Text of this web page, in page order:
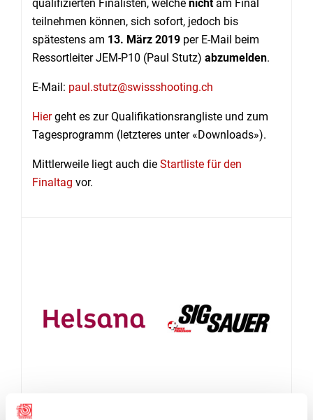
qualifizierten Finalisten, welche nichtam Final
teilnehmen können, sich sofort, jedoch bis
spätestens am 13. März 2019 per E-Mail beim
Ressortleiter JEM-P10 (Paul Stutz) abzumelden.
E-Mail: paul.stutz@swissshooting.ch
Hiergeht es zur Qualifikationsrangliste und zum
Tagesprogramm (letzteres unter «Downloads»).
Mittlerweile liegt auch die Startliste für den
Finaltag vor.